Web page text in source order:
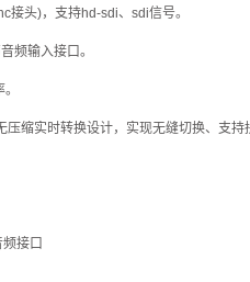
接头)，支持hd-sdi、sdi信号。
频输入接口。
缩实时转换设计，实现无缝切换、支持
接口